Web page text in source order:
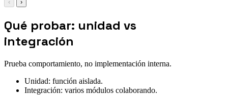
‹ ›
Qué probar: unidad vs
integración
Prueba comportamiento, no implementación interna.
Unidad: función aislada.
Integración: varios módulos colaborando.